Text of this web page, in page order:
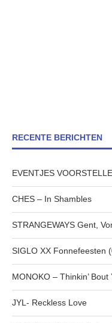
RECENTE BERICHTEN
EVENTJES
CHES – In Shambles
STRANGEWAYS Gent,
SIGLO XX Fonnefeesten
MONOKO – Thinkin’ Bout
JYL- Reckless Love